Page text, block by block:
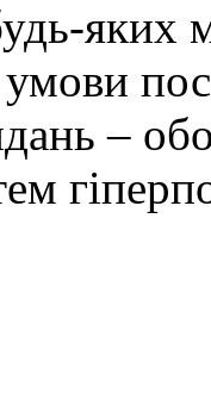
яких
умови
–